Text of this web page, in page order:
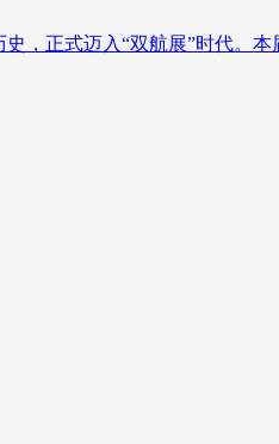
，正式迈入“双航展”时代。